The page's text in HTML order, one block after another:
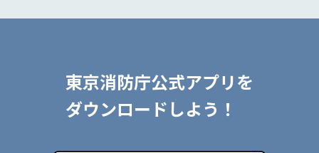
東京消防庁公式アプリを
ダウンロードしよう！